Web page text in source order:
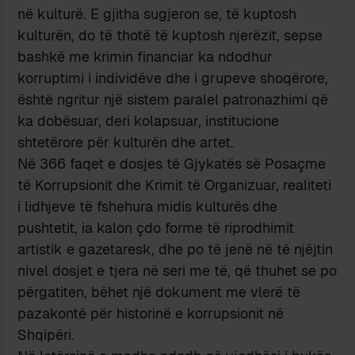
në kulturë. E gjitha sugjeron se, të kuptosh
kulturën, do të thotë të kuptosh njerëzit, sepse
bashkë me krimin financiar ka ndodhur
korruptimi i individëve dhe i grupeve shoqërore,
është ngritur një sistem paralel patronazhimi që
ka dobësuar, deri kolapsuar, institucione
shtetërore për kulturën dhe artet.
Në 366 faqet e dosjes të Gjykatës së Posaçme
të Korrupsionit dhe Krimit të Organizuar, realiteti
i lidhjeve të fshehura midis kulturës dhe
pushtetit, ia kalon çdo forme të riprodhimit
artistik e gazetaresk, dhe po të jenë në të njëjtin
nivel dosjet e tjera në seri me të, që thuhet se po
përgatiten, bëhet një dokument me vlerë të
pazakontë për historinë e korrupsionit në
Shqipëri.